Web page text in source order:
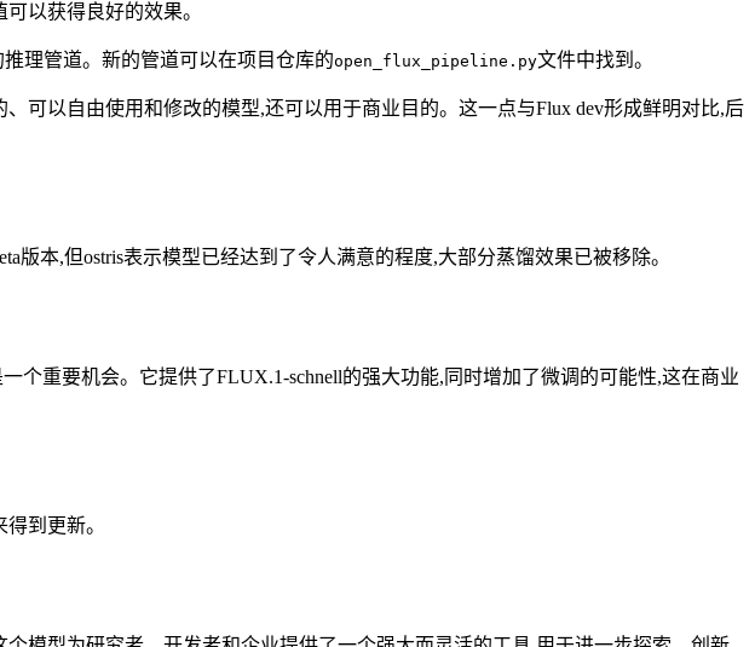
以获得良好的效果。
理管道。新的管道可以在项目仓库的open_flux_pipeline.py文件中找到。
可以自由使用和修改的模型,还可以用于商业目的。这一点与Flux dev形成鲜明对比,后
本,但ostris表示模型已经达到了令人满意的程度,大部分蒸馏效果已被移除。
重要机会。它提供了FLUX.1-schnell的强大功能,同时增加了微调的可能性,这在商业
到更新。